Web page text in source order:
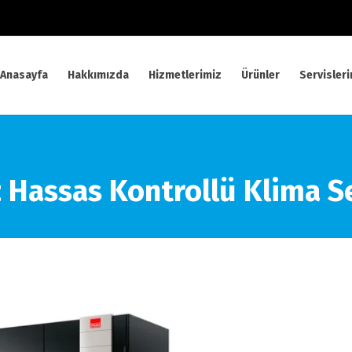
Anasayfa Hakkımızda Hizmetlerimiz Ürünler
Kontrollü Klima